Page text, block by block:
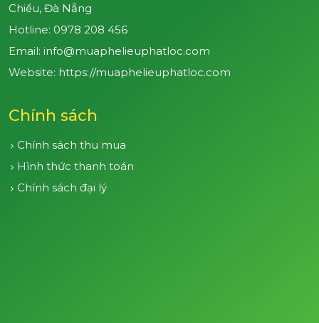
Chiểu, Đà Nẵng
Hotline: 0978 208 456
Email: info@muaphelieuphatloc.com
Website: https://muaphelieuphatloc.com
Chính sách
Chính sách thu mua
Hình thức thanh toán
Chính sách đại lý